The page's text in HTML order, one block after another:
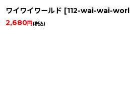
ワイワイワールド [112-wai-wai-
2,680円(税込)